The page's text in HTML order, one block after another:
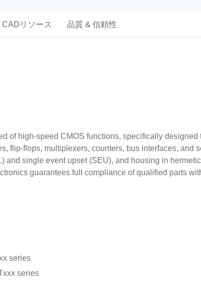
CADリソース 品質 & 信頼性
of high-speed CMOS functions, specifically
flip-flops, multiplexers, counters, bus interfaces, and
and single event upset (SEU), and housing in
guarantees full compliance of qualified parts
series
series